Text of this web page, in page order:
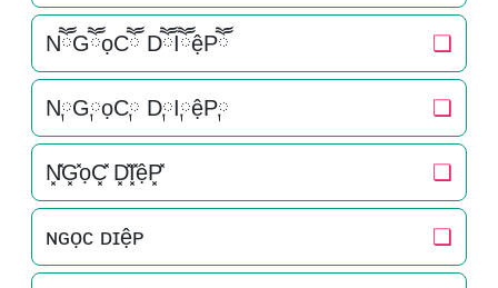
NཽGཽọCཽ DཽIཽệPཽ ❏
N༙G༙ọC༙ D༙I༙ệP༙ ❏
N͓̽G͓̽ọC͓̽ D͓̽I͓̽ệP͓̽ ❏
ɴɢọᴄ ᴅɪệᴘ ❏